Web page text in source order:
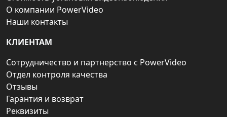
О компании PowerVideo
Наши контакты
КЛИЕНТАМ
Сотрудничество и партнерство с PowerVideo
Отдел контроля качества
Отзывы
Гарантия и возврат
Реквизиты